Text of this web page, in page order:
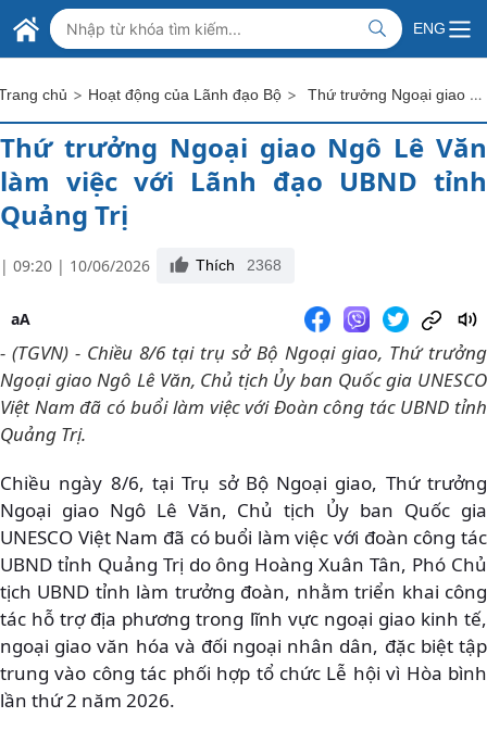
Skip to Main Content
BỘ NGOẠI GIAO VIỆT NAM
MINISTRY OF FOREIGN AFFAIRS
ENG
chủ > Hoạt động của Lãnh đạo Bộ > Thứ trưởng Ngoại giao Ngô Lê Văn làm việc với Lãnh đạo UBND tỉnh Quảng Trị
Thứ trưởng Ngoại giao Ngô Lê Văn
làm việc với Lãnh đạo UBND tỉnh
Quảng Trị
| 09:20 | 10/06/2026 Thích 2368
aA
- (TGVN) - Chiều 8/6 tại trụ sở Bộ Ngoại giao, Thứ trưởng
Ngoại giao Ngô Lê Văn, Chủ tịch Ủy ban Quốc gia UNESCO
Việt Nam đã có buổi làm việc với Đoàn công tác UBND tỉnh
Quảng Trị.
Chiều ngày 8/6, tại Trụ sở Bộ Ngoại giao, Thứ trưởng
Ngoại giao Ngô Lê Văn, Chủ tịch Ủy ban Quốc gia
UNESCO Việt Nam đã có buổi làm việc với đoàn công tác
UBND tỉnh Quảng Trị do ông Hoàng Xuân Tân, Phó Chủ
tịch UBND tỉnh làm trưởng đoàn, nhằm triển khai công
tác hỗ trợ địa phương trong lĩnh vực ngoại giao kinh tế,
ngoại giao văn hóa và đối ngoại nhân dân, đặc biệt tập
trung vào công tác phối hợp tổ chức Lễ hội vì Hòa bình
lần thứ 2 năm 2026.